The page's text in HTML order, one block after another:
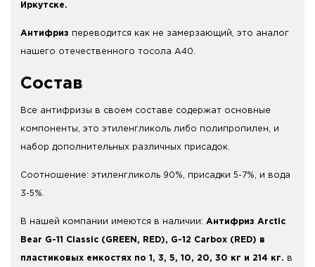
Иркутске.
Антифриз переводится как не замерзающий, это аналог
нашего отечественного тосола А40.
Состав
Все антифризы в своем составе содержат основные
компоненты, это этиленгликоль либо полипропилен, и
набор дополнительных различных присадок.
Соотношение: этиленгликоль 90%, присадки 5-7%, и вода
3-5%.
В нашей компании имеются в наличии: Антифриз Arctic
Bear G-11 Classic (GREEN, RED), G-12 Carbox (RED) в
пластиковых емкостях по 1, 3, 5, 10, 20, 30 кг и 214 кг. в